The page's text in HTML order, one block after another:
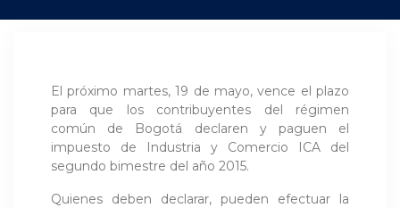
El próximo martes, 19 de mayo, vence el plazo
para que los contribuyentes del régimen
común de Bogotá declaren y paguen el
impuesto de Industria y Comercio ICA del
segundo bimestre del año 2015.
Quienes deben declarar, pueden efectuar la